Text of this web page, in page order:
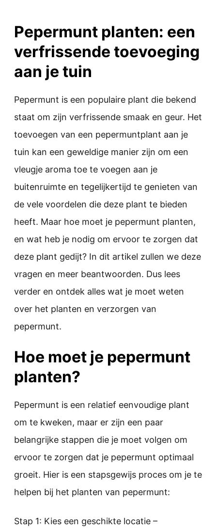
Pepermunt planten: een
verfrissende toevoeging
aan je tuin
Pepermunt is een populaire plant die bekend
staat om zijn verfrissende smaak en geur. Het
toevoegen van een pepermuntplant aan je
tuin kan een geweldige manier zijn om een
vleugje aroma toe te voegen aan je
buitenruimte en tegelijkertijd te genieten van
de vele voordelen die deze plant te bieden
heeft. Maar hoe moet je pepermunt planten,
en wat heb je nodig om ervoor te zorgen dat
deze plant gedijt? In dit artikel zullen we deze
vragen en meer beantwoorden. Dus lees
verder en ontdek alles wat je moet weten
over het planten en verzorgen van
pepermunt.
Hoe moet je pepermunt
planten?
Pepermunt is een relatief eenvoudige plant
om te kweken, maar er zijn een paar
belangrijke stappen die je moet volgen om
ervoor te zorgen dat je pepermunt optimaal
groeit. Hier is een stapsgewijs proces om je te
helpen bij het planten van pepermunt:
Stap 1: Kies een geschikte locatie –